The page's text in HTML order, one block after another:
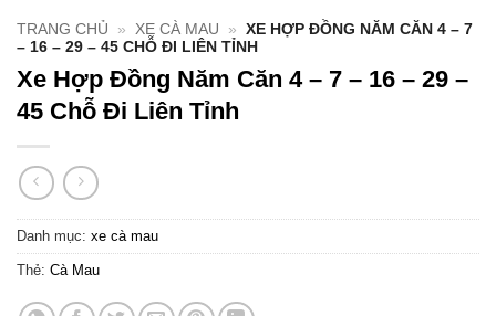
TRANG CHỦ » XE CÀ MAU »
XE HỢP ĐỒNG NĂM CĂN 4 – 7
– 16 – 29 – 45 CHỖ ĐI LIÊN TỈNH
Xe Hợp Đồng Năm Căn 4 – 7 – 16 – 29 –
45 Chỗ Đi Liên Tỉnh
Danh mục: xe cà mau
Thẻ: Cà Mau